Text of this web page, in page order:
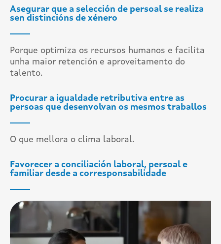
Asegurar que a selección de persoal se realiza
sen distincións de xénero
Porque optimiza os recursos humanos e facilita
unha maior retención e aproveitamento do
talento.
Procurar a igualdade retributiva entre as
persoas que desenvolvan os mesmos traballos
O que mellora o clima laboral.
Favorecer a conciliación laboral, persoal e
familiar desde a corresponsabilidade